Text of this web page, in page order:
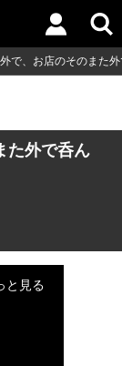
で、お店のそのまた
た外で呑ん
と見る